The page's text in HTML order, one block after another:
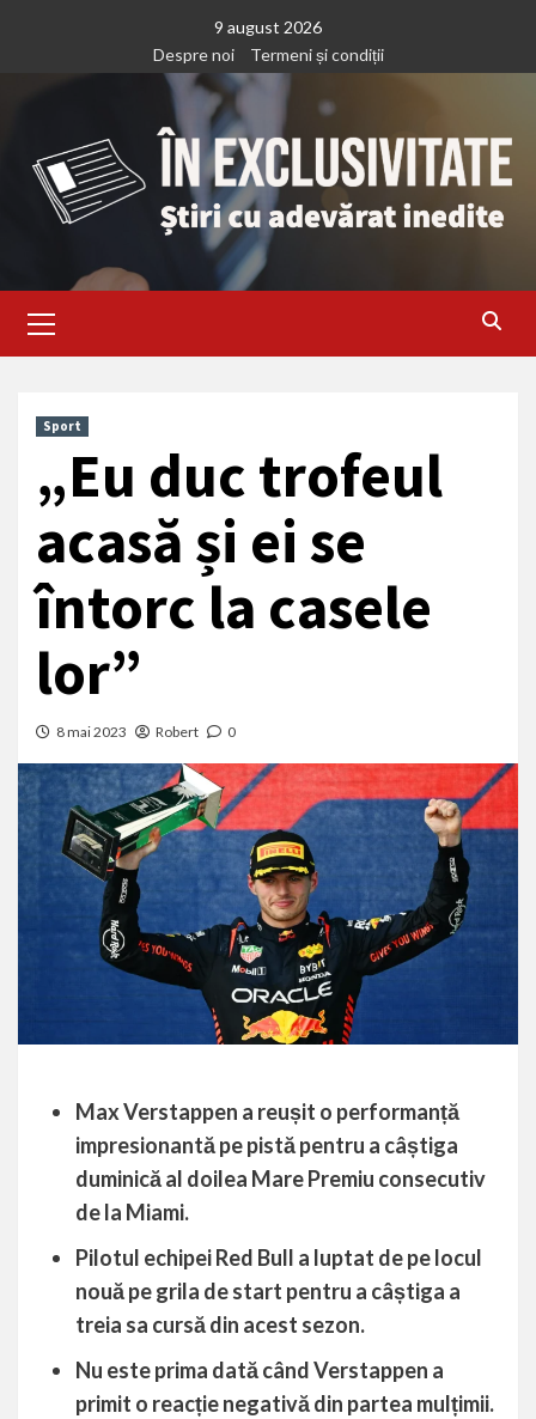
9 august 2026
Despre noi
Termeni și condiții
Menu
Sport
„Eu duc trofeul
acasă și ei se
întorc la casele
lor”
8 mai 2023 Robert 0
Max Verstappen a reușit o performanță
impresionantă pe pistă pentru a câștiga
duminică al doilea Mare Premiu consecutiv
de la Miami.
Pilotul echipei Red Bull a luptat de pe locul
nouă pe grila de start pentru a câștiga a
treia sa cursă din acest sezon.
Nu este prima dată când Verstappen a
primit o reacție negativă din partea mulțimii.